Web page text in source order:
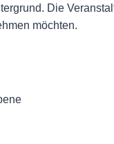
Die
möchten.